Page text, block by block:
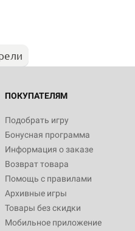
ПОКУПАТЕЛЯМ
Подобрать игру
Бонусная программа
Информация о заказе
Возврат товара
Помощь с правилами
Архивные игры
Товары без скидки
Мобильное приложение